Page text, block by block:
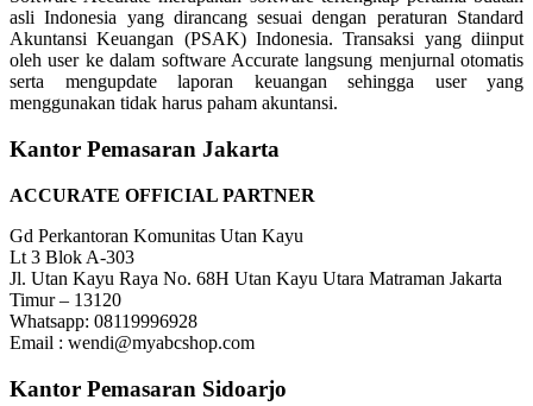
asli Indonesia yang dirancang sesuai dengan peraturan Standard
Akuntansi Keuangan (PSAK) Indonesia. Transaksi yang diinput
oleh user ke dalam software Accurate langsung menjurnal otomatis
serta mengupdate laporan keuangan sehingga user yang
menggunakan tidak harus paham akuntansi.
Kantor Pemasaran Jakarta
ACCURATE OFFICIAL PARTNER
Gd Perkantoran Komunitas Utan Kayu
Lt 3 Blok A-303
Jl. Utan Kayu Raya No. 68H Utan Kayu Utara Matraman Jakarta
Timur – 13120
Whatsapp: 08119996928
Email : wendi@myabcshop.com
Kantor Pemasaran Sidoarjo